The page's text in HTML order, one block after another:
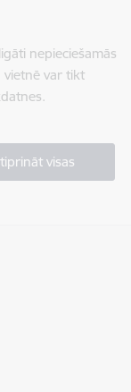
nepieciešamās
vietnē var tikt
visas